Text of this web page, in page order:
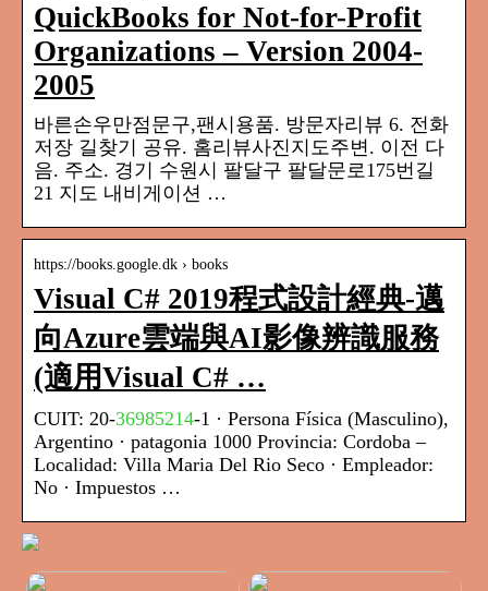
QuickBooks for Not-for-Profit
Organizations – Version 2004-
2005
바른손우만점문구,팬시용품. 방문자리뷰 6. 전화
저장 길찾기 공유. 홈리뷰사진지도주변. 이전 다
음. 주소. 경기 수원시 팔달구 팔달문로175번길
21 지도 내비게이션 …
https://books.google.dk › books
Visual C# 2019程式設計經典-邁
向Azure雲端與AI影像辨識服務
(適用Visual C# …
CUIT: 20-36985214-1 · Persona Física (Masculino),
Argentino · patagonia 1000 Provincia: Cordoba –
Localidad: Villa Maria Del Rio Seco · Empleador:
No · Impuestos …